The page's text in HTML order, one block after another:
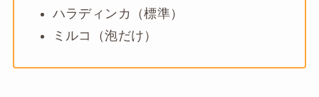
ハラディンカ（標準）
ミルコ（泡だけ）